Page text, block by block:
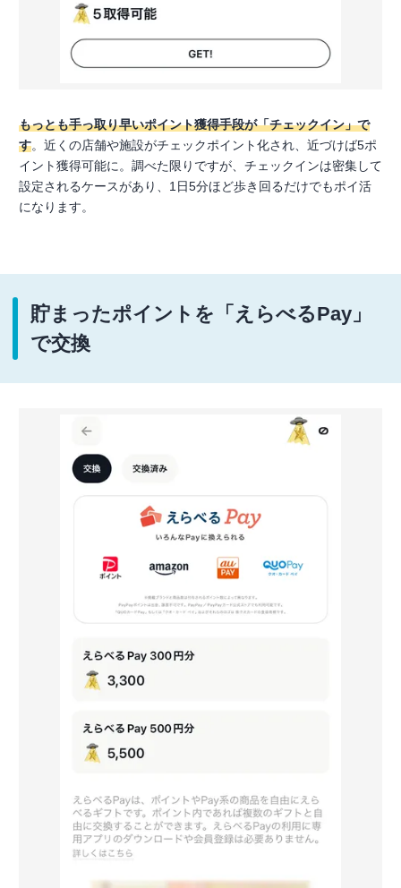
もっとも手っ取り早いポイント獲得手段が「チェックイン」で
す。近くの店舗や施設がチェックポイント化され、近づけば5ポ
イント獲得可能に。調べた限りですが、チェックインは密集して
設定されるケースがあり、1日5分ほど歩き回るだけでもポイ活
になります。
貯まったポイントを「えらべるPay」
で交換